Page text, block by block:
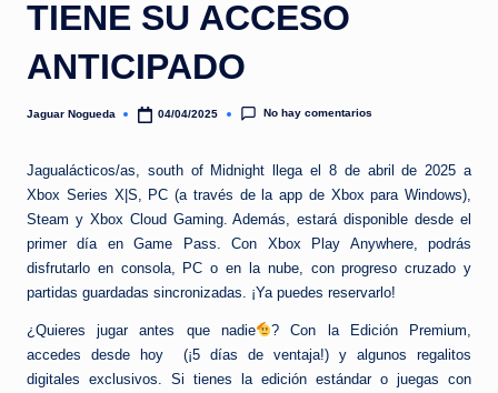
TIENE SU ACCESO
ANTICIPADO
Publicado
Jaguar Nogueda 04/04/2025 No hay comentarios
Jagualácticos/as, south of Midnight llega el 8 de abril de 2025 a
Xbox Series X|S, PC (a través de la app de Xbox para Windows),
Steam y Xbox Cloud Gaming. Además, estará disponible desde el
primer día en Game Pass. Con Xbox Play Anywhere, podrás
disfrutarlo en consola, PC o en la nube, con progreso cruzado y
partidas guardadas sincronizadas. ¡Ya puedes reservarlo!
¿Quieres jugar antes que nadie
? Con la Edición Premium,
accedes desde hoy (¡5 días de ventaja!) y algunos regalitos
digitales exclusivos. Si tienes la edición estándar o juegas con